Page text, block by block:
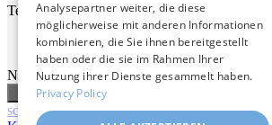
Telefon
Nachricht
scroll
Analysepartner weiter, die diese
möglicherweise mit anderen Informationen
kombinieren, die Sie ihnen bereitgestellt
haben oder die sie im Rahmen Ihrer
Nutzung ihrer Dienste gesammelt haben.
Privacy Policy